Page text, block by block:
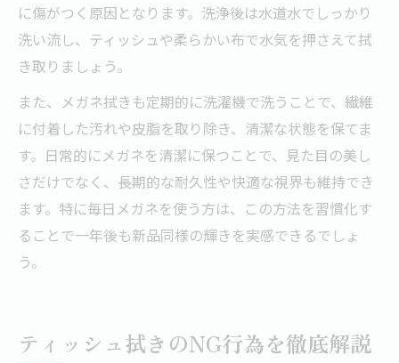
に傷がつく原因となります。洗浄後は水道水でしっかり
洗い流し、ティッシュや柔らかい布で水気を押さえて拭
き取りましょう。
また、メガネ拭きも定期的に洗濯機で洗うことで、繊維
に付着した汚れや皮脂を取り除き、清潔な状態を保てま
す。日常的にメガネを清潔に保つことで、見た目の美し
さだけでなく、長期的な耐久性や快適な視界も維持でき
ます。特に毎日メガネを使う方は、この方法を習慣化す
ることで一年後も新品同様の輝きを実感できるでしょ
う。
ティッシュ拭きのNG行為を徹底解説